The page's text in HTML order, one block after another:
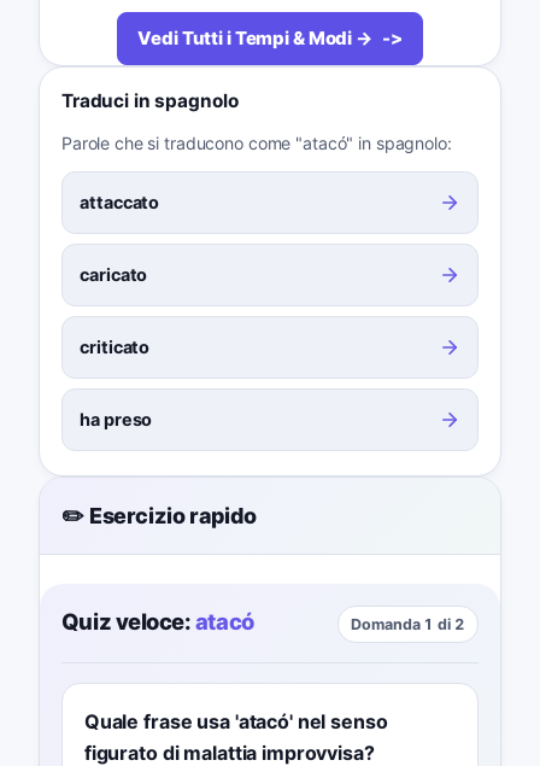
Vedi Tutti i Tempi & Modi →
Traduci in spagnolo
Parole che si traducono come "atacó" in spagnolo:
attaccato
caricato
criticato
ha preso
✏️ Esercizio rapido
Quiz veloce:atacó Domanda 1 di 2
Quale frase usa 'atacó' nel senso
figurato di malattia improvvisa?